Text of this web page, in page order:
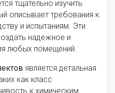
тщательно изучить
описывает требования к
и испытаниям. Эти
надежное и
любых помещений.
является детальная
как класс
к химическим